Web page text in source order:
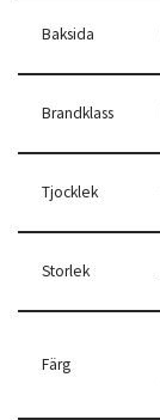
Baksida
Brandklass
Tjocklek
Storlek
Färg